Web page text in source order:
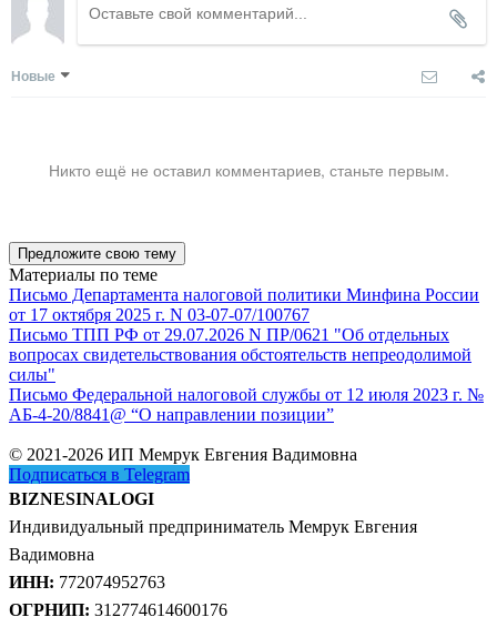
Новые
Никто ещё не оставил комментариев, станьте первым.
Предложите свою тему
Материалы по теме
Письмо Департамента налоговой политики Минфина России
от 17 октября 2025 г. N 03-07-07/100767
Письмо ТПП РФ от 29.07.2026 N ПР/0621 "Об отдельных
вопросах свидетельствования обстоятельств непреодолимой
силы"
Письмо Федеральной налоговой службы от 12 июля 2023 г. №
АБ-4-20/8841@ “О направлении позиции”
© 2021-2026 ИП Мемрук Евгения Вадимовна
Подписаться в Telegram
BIZNESINALOGI
Индивидуальный предприниматель Мемрук Евгения
Вадимовна
ИНН: 772074952763
ОГРНИП: 312774614600176